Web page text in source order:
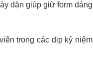
dặn giúp giữ form dáng
trong các dịp kỷ niệm